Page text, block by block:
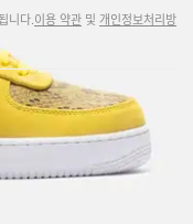
니다. 이용 약관 및 개인정보처리방